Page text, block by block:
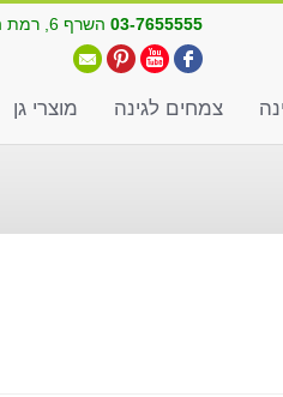
03-7655555 השרף 6, רמת השרון
צמחים לגינה
מוצרי גן